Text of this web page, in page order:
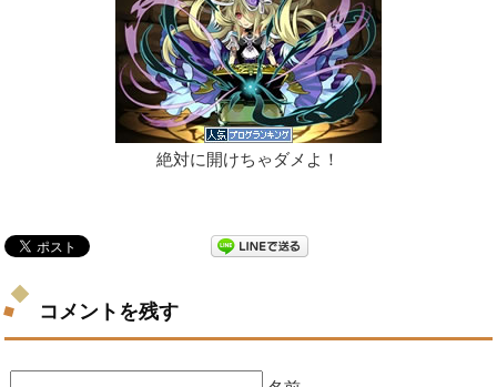
絶対に開けちゃダメよ！
コメントを残す